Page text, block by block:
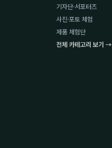
기자단·서포터즈
사진·포토 체험
제품 체험단
전체 카테고리 보기 →